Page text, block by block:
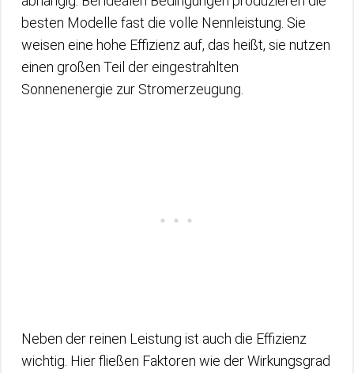
besten Modelle fast die volle Nennleistung. Sie
weisen eine hohe Effizienz auf, das heißt, sie nutzen
einen großen Teil der eingestrahlten
Sonnenenergie zur Stromerzeugung.
Neben der reinen Leistung ist auch die Effizienz
wichtig. Hier fließen Faktoren wie der Wirkungsgrad